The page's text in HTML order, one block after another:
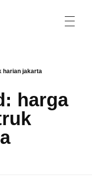
harian jakarta
harga